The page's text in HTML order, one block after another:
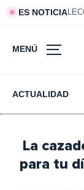
ES NOTICIA
MENÚ
ACTUALIDAD
La
para tu